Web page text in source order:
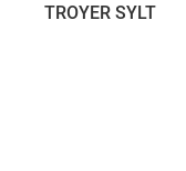
TROYER SYLT